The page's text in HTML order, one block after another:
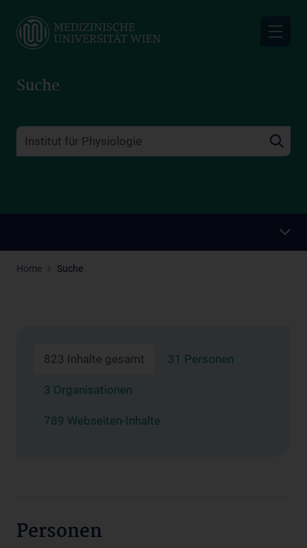
main
Suche
Home Suche
823 Inhalte gesamt 31 Personen
3 Organisationen
789 Webseiten-Inhalte
Personen